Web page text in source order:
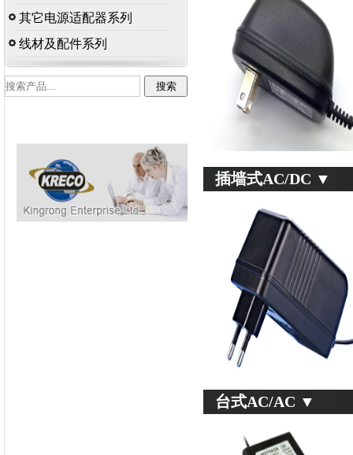
其它电源适配器系列
线材及配件系列
插墙式AC/DC ▼
台式AC/AC ▼